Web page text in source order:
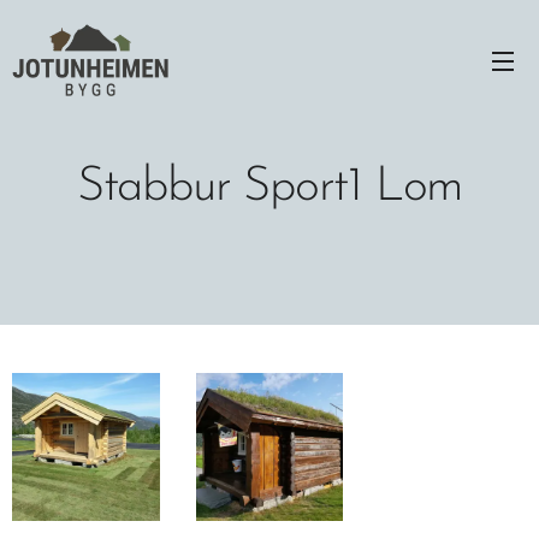
Stabbur Sport1 Lom